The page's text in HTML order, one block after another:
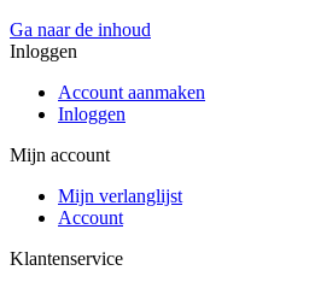
Ga naar de inhoud
Inloggen
Account aanmaken
Inloggen
Mijn account
Mijn verlanglijst
Account
Klantenservice